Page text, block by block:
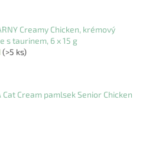
Creamy Chicken, krémový
s taurinem, 6 x 15 g
(>5 ks)
Cat Cream pamlsek Senior Chicken